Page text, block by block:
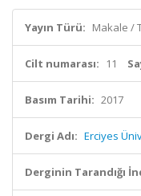
Yayın Türü: Makale /
Cilt numarası: 11
Basım Tarihi: 2017
Dergi Adı: Erciyes
Derginin Tarandığı